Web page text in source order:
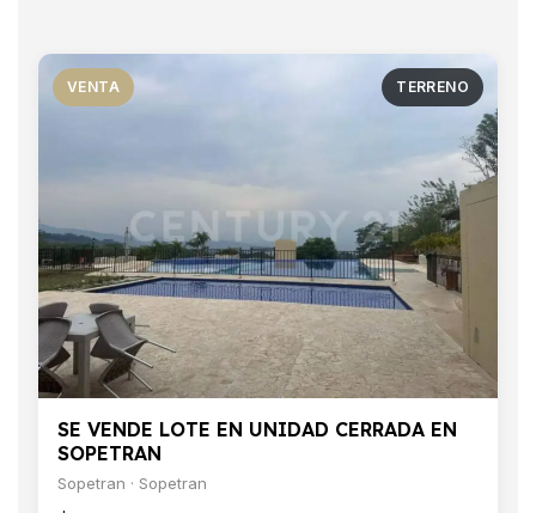
VENTA TERRENO
SE VENDE LOTE EN UNIDAD CERRADA EN
SOPETRAN
Sopetran · Sopetran